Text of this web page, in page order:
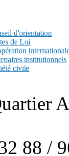
d'orientation
de Loi
institutionnels
civile
88 /